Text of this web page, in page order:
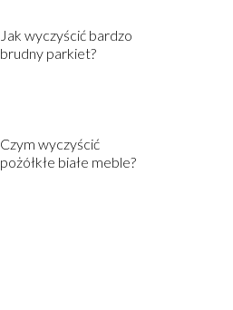
Jak wyczyścić bardzo
brudny parkiet?
Czym wyczyścić
pożółkłe białe meble?